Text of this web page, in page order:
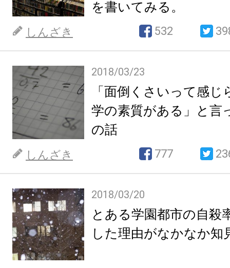
を書いてみる。
しんざき 532
2018/03/23
「面倒くさいって感
学の素質がある」と言
の話
しんざき 777
2018/03/20
とある学園都市の自殺
した理由がなかなか知